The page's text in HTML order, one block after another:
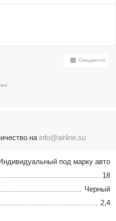
под марку авто
18
Черный
2,4
Ожидается
на info@airline.su